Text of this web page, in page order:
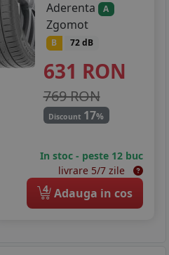
Aderenta A
Zgomot
B 72 dB
631 RON
769 RON
Discount 17%
In stoc - peste 12 buc
livrare 5/7 zile
4 Adauga in cos